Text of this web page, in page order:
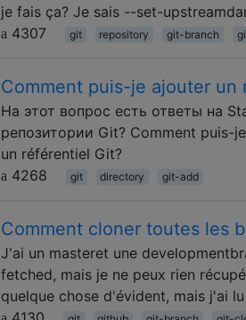
je fais ça? Je sais --set-
4307
git repository git-branch
Comment puis-je ajouter
На этот вопрос есть ответы на
репозитории Git? Comment puis-
un référentiel Git?
4268
git directory git-add
Comment cloner toutes les
J'ai un masteret une
fetched, mais je ne peux rien
quelque chose d'évident, mais j'ai